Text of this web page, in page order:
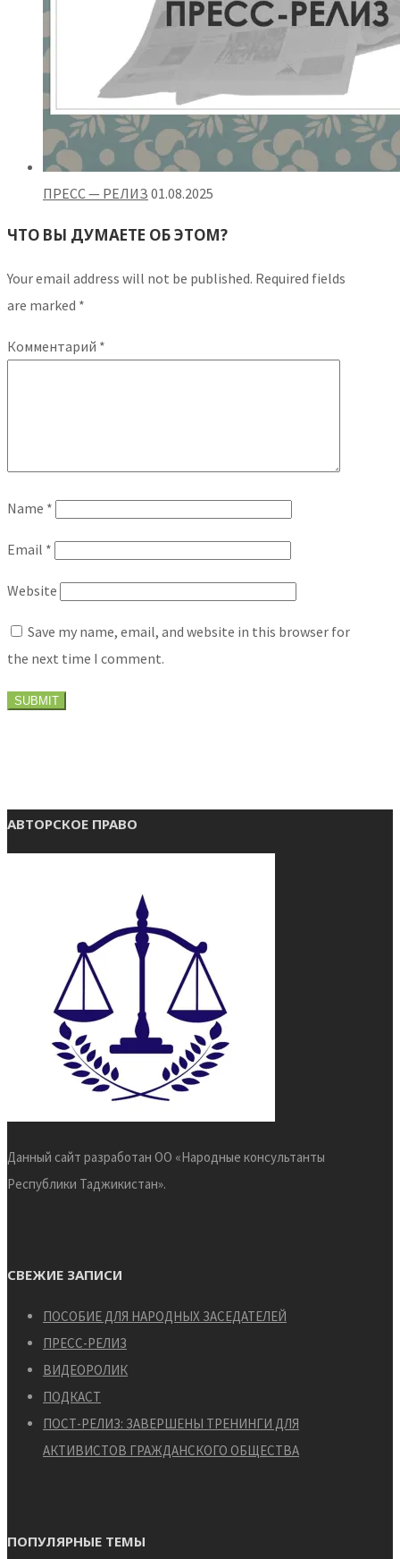
ПРЕСС — РЕЛИЗ 01.08.2025
ЧТО ВЫ ДУМАЕТЕ ОБ ЭТОМ?
Your email address will not be published. Required fields
are marked *
Комментарий *
Name *
Email *
Website
Save my name, email, and website in this browser for
the next time I comment.
АВТОРСКОЕ ПРАВО
Данный сайт разработан ОО «Народные консультанты
Республики Таджикистан».
СВЕЖИЕ ЗАПИСИ
ПОСОБИЕ ДЛЯ НАРОДНЫХ ЗАСЕДАТЕЛЕЙ
ПРЕСС-РЕЛИЗ
ВИДЕОРОЛИК
ПОДКАСТ
ПОСТ-РЕЛИЗ: ЗАВЕРШЕНЫ ТРЕНИНГИ ДЛЯ
АКТИВИСТОВ ГРАЖДАНСКОГО ОБЩЕСТВА
ПОПУЛЯРНЫЕ ТЕМЫ